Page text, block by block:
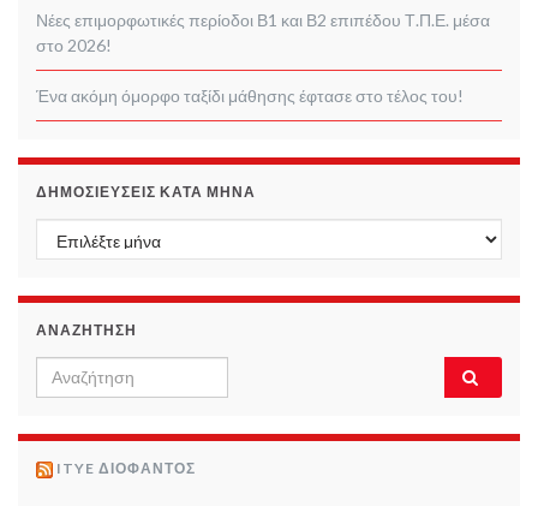
Νέες επιμορφωτικές περίοδοι Β1 και Β2 επιπέδου Τ.Π.Ε. μέσα
στο 2026!
Ένα ακόμη όμορφο ταξίδι μάθησης έφτασε στο τέλος του!
ΔΗΜΟΣΙΕΎΣΕΙΣ ΚΑΤΆ ΜΉΝΑ
Δημοσιεύσεις κατά μήνα
ΑΝΑΖΉΤΗΣΗ
Search
for:
ITYE ΔΙΟΦΑΝΤΟΣ